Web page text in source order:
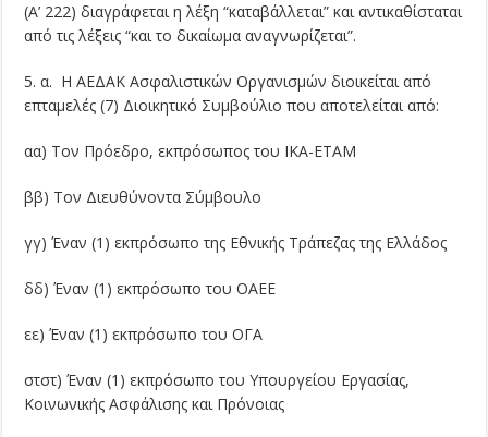
(Α’ 222) διαγράφεται η λέξη “καταβάλλεται” και αντικαθίσταται
από τις λέξεις “και το δικαίωμα αναγνωρίζεται”.
5. α. Η ΑΕΔΑΚ Ασφαλιστικών Οργανισμών διοικείται από
επταμελές (7) Διοικητικό Συμβούλιο που αποτελείται από:
αα) Τον Πρόεδρο, εκπρόσωπος του ΙΚΑ-ΕΤΑΜ
ββ) Τον Διευθύνοντα Σύμβουλο
γγ) Έναν (1) εκπρόσωπο της Εθνικής Τράπεζας της Ελλάδος
δδ) Έναν (1) εκπρόσωπο του ΟΑΕΕ
εε) Έναν (1) εκπρόσωπο του ΟΓΑ
στστ) Έναν (1) εκπρόσωπο του Υπουργείου Εργασίας,
Κοινωνικής Ασφάλισης και Πρόνοιας